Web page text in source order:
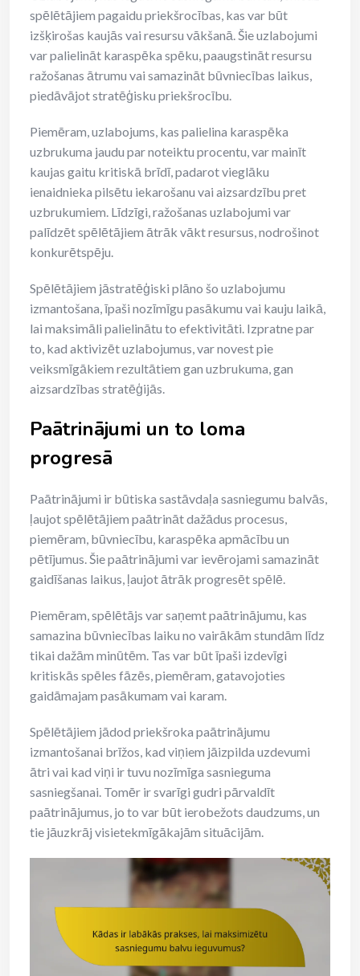
spēlētājiem pagaidu priekšrocības, kas var būt
izšķirošas kaujās vai resursu vākšanā. Šie uzlabojumi
var palielināt karaspēka spēku, paaugstināt resursu
ražošanas ātrumu vai samazināt būvniecības laikus,
piedāvājot stratēģisku priekšrocību.
Piemēram, uzlabojums, kas palielina karaspēka
uzbrukuma jaudu par noteiktu procentu, var mainīt
kaujas gaitu kritiskā brīdī, padarot vieglāku
ienaidnieka pilsētu iekarošanu vai aizsardzību pret
uzbrukumiem. Līdzīgi, ražošanas uzlabojumi var
palīdzēt spēlētājiem ātrāk vākt resursus, nodrošinot
konkurētspēju.
Spēlētājiem jāstratēģiski plāno šo uzlabojumu
izmantošana, īpaši nozīmīgu pasākumu vai kauju laikā,
lai maksimāli palielinātu to efektivitāti. Izpratne par
to, kad aktivizēt uzlabojumus, var novest pie
veiksmīgākiem rezultātiem gan uzbrukuma, gan
aizsardzības stratēģijās.
Paātrinājumi un to loma
progresā
Paātrinājumi ir būtiska sastāvdaļa sasniegumu balvās,
ļaujot spēlētājiem paātrināt dažādus procesus,
piemēram, būvniecību, karaspēka apmācību un
pētījumus. Šie paātrinājumi var ievērojami samazināt
gaidīšanas laikus, ļaujot ātrāk progresēt spēlē.
Piemēram, spēlētājs var saņemt paātrinājumu, kas
samazina būvniecības laiku no vairākām stundām līdz
tikai dažām minūtēm. Tas var būt īpaši izdevīgi
kritiskās spēles fāzēs, piemēram, gatavojoties
gaidāmajam pasākumam vai karam.
Spēlētājiem jādod priekšroka paātrinājumu
izmantošanai brīžos, kad viņiem jāizpilda uzdevumi
ātri vai kad viņi ir tuvu nozīmīga sasnieguma
sasniegšanai. Tomēr ir svarīgi gudri pārvaldīt
paātrinājumus, jo to var būt ierobežots daudzums, un
tie jāuzkrāj visietekmīgākajām situācijām.